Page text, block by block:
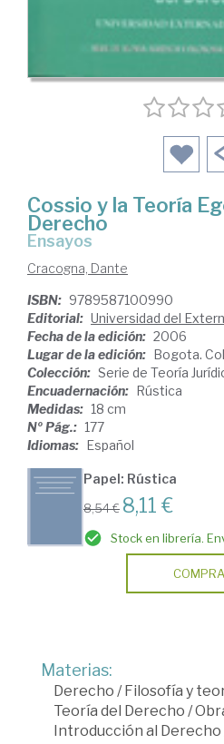
Cossio y la Teoría
Derecho
ensayos
Cracogna, Dante
ISBN: 9789587100990
Editorial: Universidad del
Fecha de la edición: 2006
Lugar de la edición: Bogota.
Colección: Serie de Teoría
Encuadernación: Rústica
Medidas: 18 cm
Nº Pág.: 177
Idiomas: Español
Papel: Rústica
8,54 € 8,11 €
Stock en librería.
Materias:
Derecho /Filosofía y
Teoría del Derecho /
Introducción al Derecho